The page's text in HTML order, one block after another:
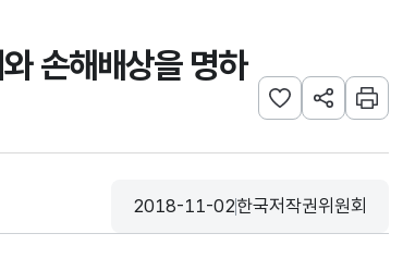
손해배상을 명하
관심사 등록하기
URL 공유하
인쇄
등록일
2018-11-02
수집기관
한국저작권위원회